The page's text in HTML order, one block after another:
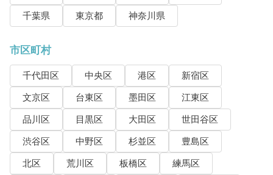
千葉県
東京都 神奈川県
市区町村
千代田区 中央区 港区
新宿区
文京区
台東区 墨田区
江東区
品川区
目黒区 大田区
世田谷区
渋谷区
中野区 杉並区
豊島区
北区
荒川区 板橋区
練馬区